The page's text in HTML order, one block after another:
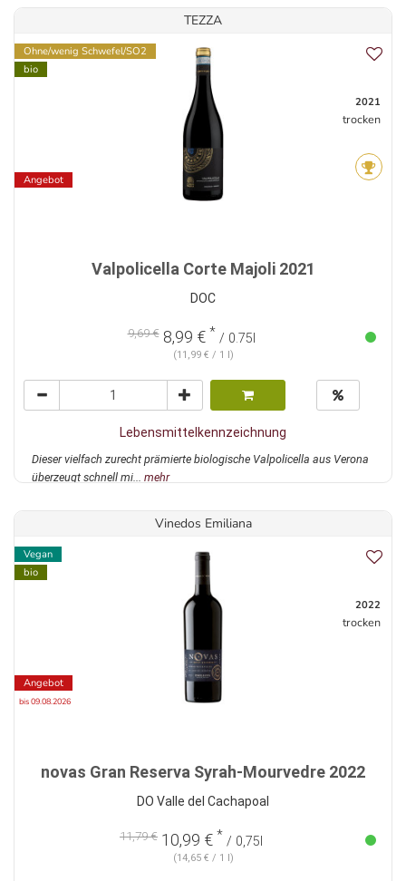
TEZZA
Ohne/wenig Schwefel/SO2
bio
Angebot
2021
trocken
Valpolicella Corte Majoli 2021
DOC
9,69 €8,99 € * / 0.75l
(11,99 € / 1 l)
Lebensmittelkennzeichnung
Dieser vielfach zurecht prämierte biologische Valpolicella aus Verona
überzeugt schnell mi... mehr
Vinedos Emiliana
Vegan
bio
Angebot
bis 09.08.2026
2022
trocken
novas Gran Reserva Syrah-Mourvedre 2022
DO Valle del Cachapoal
11,79 € 10,99 € * / 0,75l
(14,65 € / 1 l)